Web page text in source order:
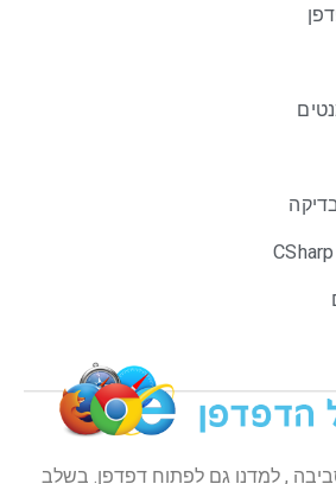
, למדנו גם לפתוח דפדפן. בשלב